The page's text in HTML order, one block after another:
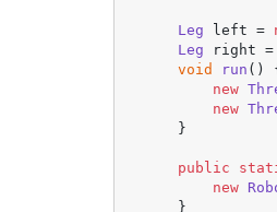
Leg left =
Leg right =
void
run ( )
new
new
    }
public
new
    }